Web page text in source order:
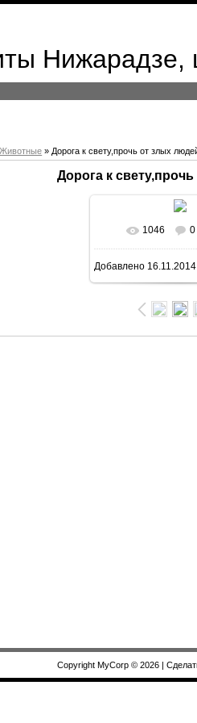
Нижарадзе,
Животные » Дорога к свету,прочь от злых
Дорога к
В реальном
/ 112.9Kb
1046 0
Добавлено 16.11.2014
Copyright MyCorp © 2026|